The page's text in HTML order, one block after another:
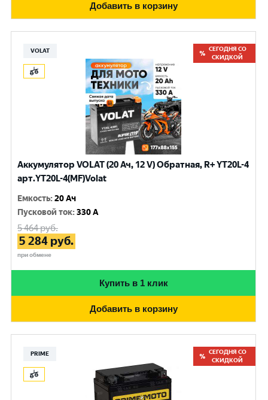
Добавить в корзину
VOLAT
СЕГОДНЯ СО
СКИДКОЙ
Аккумулятор VOLAT (20 Ач, 12 V) Обратная, R+ YT20L-4
арт.YT20L-4(MF)Volat
Емкость:20 Ач
Пусковой ток:330 A
5 464руб.
5 284 руб.
при обмене
Купить в 1 клик
Добавить в корзину
PRIME
СЕГОДНЯ СО
СКИДКОЙ